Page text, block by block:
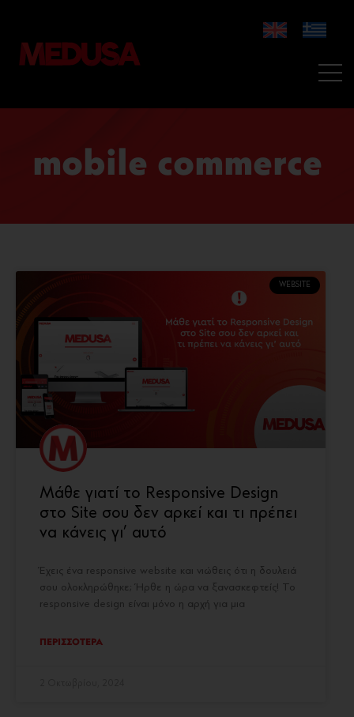
mobile commerce
WEBSITE
Μάθε γιατί το Responsive Design
στο Site σου δεν αρκεί και τι πρέπει
να κάνεις γι’ αυτό
Έχεις ένα responsive website και νιώθεις ότι η δουλειά
σου ολοκληρώθηκε; Ήρθε η ώρα να ξανασκεφτείς! Το
responsive design είναι μόνο η αρχή για μια
ΠΕΡΙΣΣΟΤΕΡΑ